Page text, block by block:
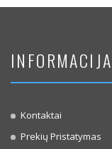
INFORMACIJA
Kontaktai
Prekių Pristatymas